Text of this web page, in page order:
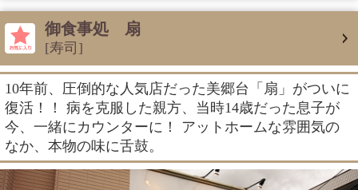
御食事処 扇
[寿司]
10年前、圧倒的な人気店だった美郷台「扇」がついに
復活！！ 病を克服した親方、当時14歳だった息子が
今、一緒にカウンターに！ アットホームな雰囲気の
なか、本物の味に舌鼓。